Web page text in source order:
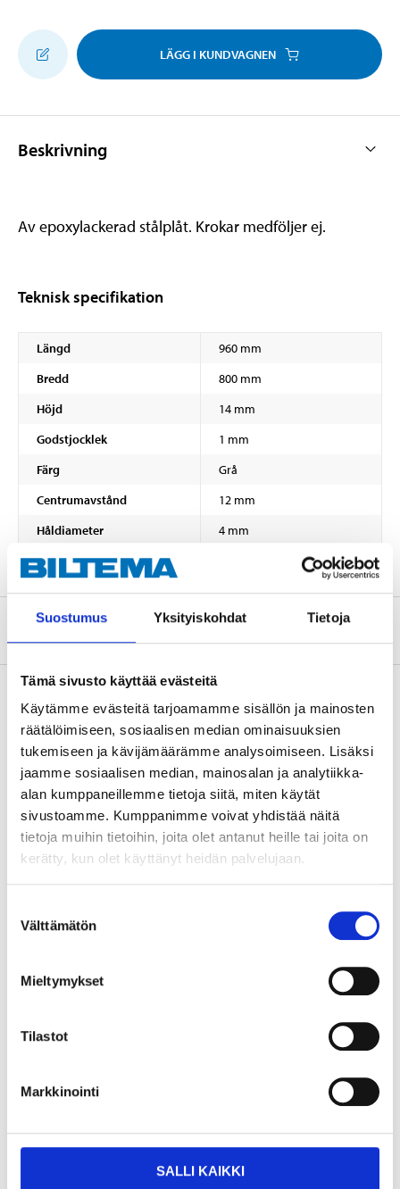
Suostumus Yksityiskohdat Tietoja
Tämä sivusto käyttää evästeitä
Käytämme evästeitä tarjoamamme sisällön ja mainosten
räätälöimiseen, sosiaalisen median ominaisuuksien
tukemiseen ja kävijämäärämme analysoimiseen. Lisäksi
jaamme sosiaalisen median, mainosalan ja analytiikka-
alan kumppaneillemme tietoja siitä, miten käytät
sivustoamme. Kumppanimme voivat yhdistää näitä
tietoja muihin tietoihin, joita olet antanut heille tai joita on
kerätty, kun olet käyttänyt heidän palvelujaan.
valinta
Välttämätön
Mieltymykset
Tilastot
Markkinointi
SALLI KAIKKI
LÄGG I KUNDVAGNEN
Beskrivning
Av epoxylackerad stålplåt. Krokar medföljer ej.
Teknisk specifikation
Längd
960 mm
Bredd
800 mm
Höjd
14 mm
Godstjocklek
1 mm
Färg
Grå
Centrumavstånd
12 mm
Håldiameter
4 mm
Om tillverkaren
Tillbehör
Extra skruvar till verktygshållare
19-3803